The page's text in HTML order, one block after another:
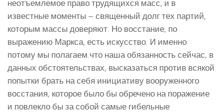
неотъемлемое право трудящихся масс, и в
известные моменты – священный долг тех партий,
которым массы доверяют. Но восстание, по
выражению Маркса, есть искусство. И именно
потому мы полагаем.что наша обязанность сейчас, в
данных обстоятельствах, высказаться против всякой
попытки брать на себя инициативу вооруженного
восстания, которое было бы обречено на поражение
и повлекло бы за собой самые гибельные